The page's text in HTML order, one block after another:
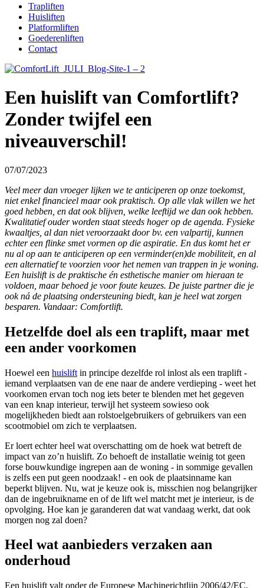
Trapliften
Huisliften
Platformliften
Goederenliften
Contact
Een huislift van Comfortlift?
Zonder twijfel een
niveauverschil!
07/07/2023
Veel meer dan vroeger lijken we te anticiperen op onze toekomst,
niet enkel financieel maar ook praktisch. Op alle vlak willen we het
goed hebben, en dat ook blijven, welke leeftijd we dan ook hebben.
Kwalitatief ouder worden staat steeds hoger op de agenda. Fysieke
kwaaltjes, al dan niet veroorzaakt door bv. een valpartij, kunnen
echter een flinke smet vormen op die aspiratie. En dus komt het er
nu al op aan te anticiperen op een verminder(en)de mobiliteit, en al
een alternatief te voorzien voor het nemen van trappen in je woning.
Een huislift is de praktische én esthetische manier om hieraan te
voldoen, maar behoed je voor foute keuzes. De juiste partner die je
ook ná de plaatsing ondersteuning biedt, kan je heel wat zorgen
besparen. Vandaar: Comfortlift.
Hetzelfde doel als een traplift, maar met
een ander voorkomen
Hoewel een huislift in principe dezelfde rol inlost als een traplift -
iemand verplaatsen van de ene naar de andere verdieping - weet het
voorkomen ervan toch nog iets beter te blenden met het gegeven
van een knap interieur, terwijl het systeem sowieso ook
mogelijkheden biedt aan rolstoelgebruikers of gebruikers van een
scootmobiel om zich te verplaatsen.
Er loert echter heel wat overschatting om de hoek wat betreft de
impact van zo’n huislift. Zo behoeft de installatie weinig tot geen
forse bouwkundige ingrepen aan de woning - in sommige gevallen
is zelfs een put geen noodzaak! - en ook de plaatsinname kan
beperkt blijven. Nu, wat je keuze ook is, misschien nog belangrijker
dan de ingebruikname en of de lift wel matcht met je interieur, is de
opvolging. Hoe kan je garanderen dat wat vandaag werkt, dat ook
morgen nog zal doen?
Heel wat aanbieders verzaken aan
onderhoud
Een huislift valt onder de Europese Machinerichtlijn 2006/42/EC,